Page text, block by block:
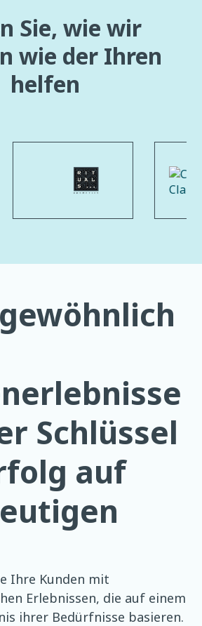
Sie, wie wir
wie der Ihren
helfen
Schlüssel
auf
Ihre Kunden mit
Erlebnissen, die auf einem
ihrer Bedürfnisse basieren.